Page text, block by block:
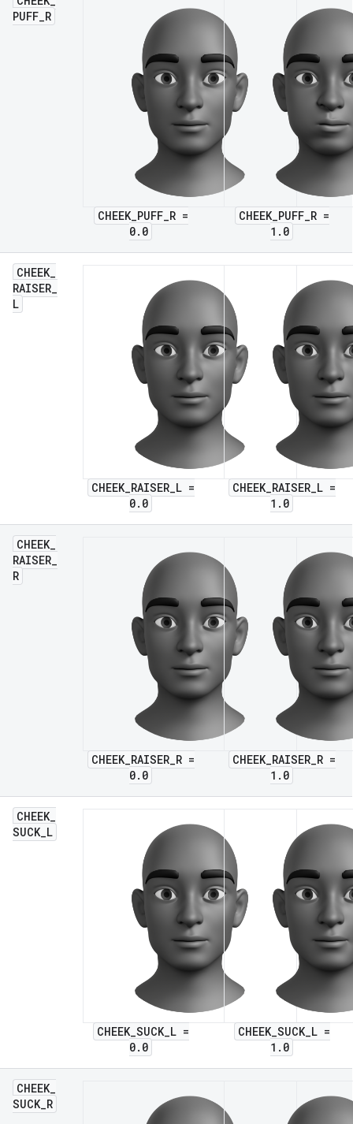
PUFF_R
CHEEK_PUFF_R =
0.0
CHEEK_PUFF_R =
1.0
CHEEK_
RAISER_
L
CHEEK_RAISER_L =
0.0
CHEEK_RAISER_L =
1.0
CHEEK_
RAISER_
R
CHEEK_RAISER_R =
0.0
CHEEK_RAISER_R =
1.0
CHEEK_
SUCK_L
CHEEK_SUCK_L =
0.0
CHEEK_SUCK_L =
1.0
CHEEK_
SUCK_R